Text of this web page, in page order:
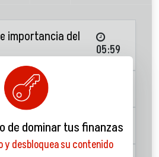
importancia del
05:59
testamento?
sucesión 09:34
de dominar tus finanzas
y desbloquea su contenido